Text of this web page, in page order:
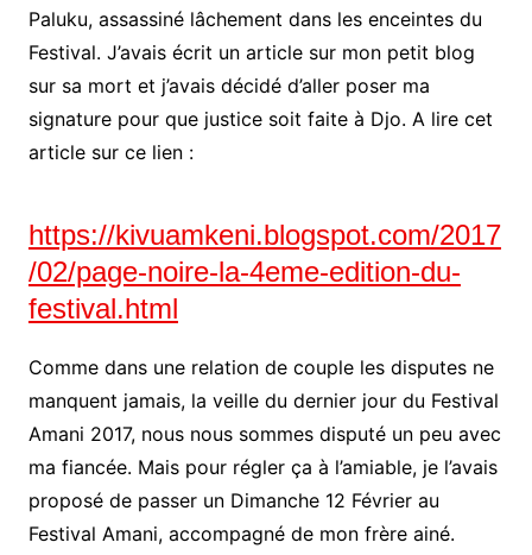
Paluku, assassiné lâchement dans les enceintes du
Festival. J’avais écrit un article sur mon petit blog
sur sa mort et j’avais décidé d’aller poser ma
signature pour que justice soit faite à Djo. A lire cet
article sur ce lien :
https://kivuamkeni.blogspot.com/2017
/02/page-noire-la-4eme-edition-du-
festival.html
Comme dans une relation de couple les disputes ne
manquent jamais, la veille du dernier jour du Festival
Amani 2017, nous nous sommes disputé un peu avec
ma fiancée. Mais pour régler ça à l’amiable, je l’avais
proposé de passer un Dimanche 12 Février au
Festival Amani, accompagné de mon frère ainé.